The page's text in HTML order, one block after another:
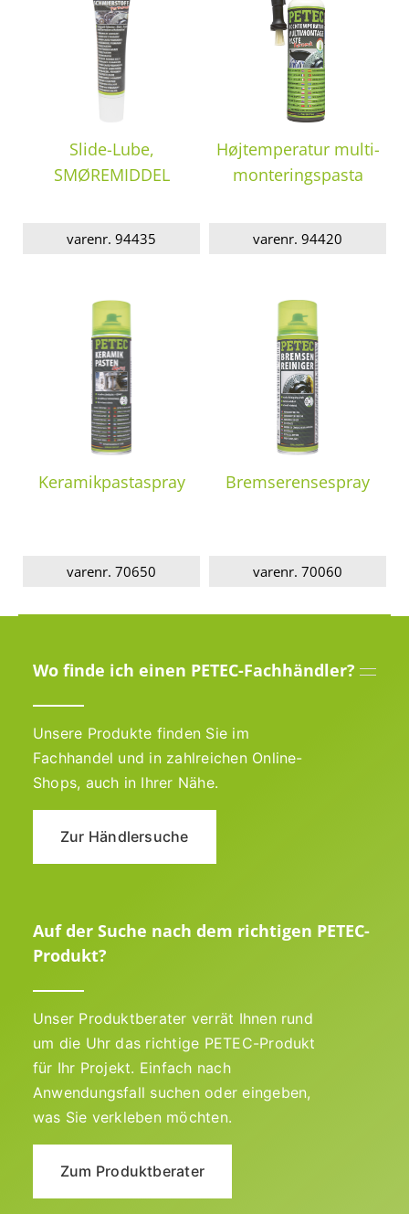
Slide-Lube,
SMØREMIDDEL
varenr. 94435
Højtemperatur multi-
monteringspasta
varenr. 94420
Keramikpastaspray
varenr. 70650
Bremserensespray
varenr. 70060
Wo finde ich einen PETEC-Fachhändler?
Unsere Produkte finden Sie im
Fachhandel und in zahlreichen Online-
Shops, auch in Ihrer Nähe.
Zur Händlersuche
Auf der Suche nach dem richtigen PETEC-
Produkt?
Unser Produktberater verrät Ihnen rund
um die Uhr das richtige PETEC-Produkt
für Ihr Projekt. Einfach nach
Anwendungsfall suchen oder eingeben,
was Sie verkleben möchten.
Zum Produktberater